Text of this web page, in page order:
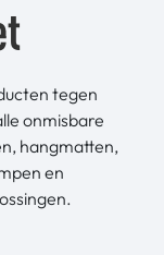
tegen
onmisbare
hangmatten,
en